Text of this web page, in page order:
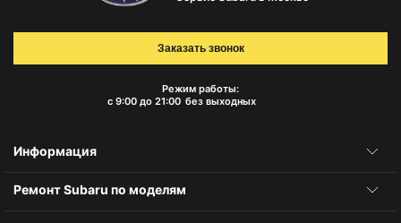
Режим работы:
с 9:00 до 21:00 без выходных
Заказать звонок
Информация
Ремонт Subaru по моделям